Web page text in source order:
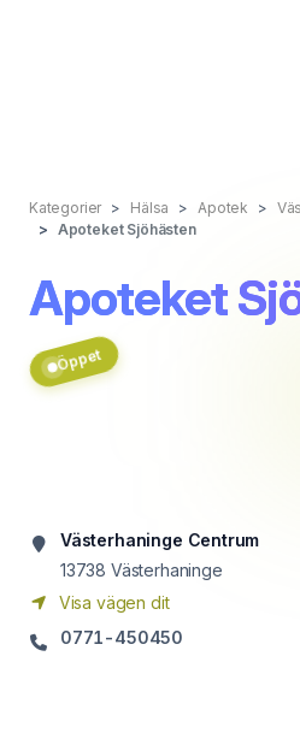
Kategorier Hälsa Apotek
Apoteket Sjöhästen
Apoteket
Öppet
Västerhaninge Centrum
13738 Västerhaninge
Visa vägen dit
0771-450450